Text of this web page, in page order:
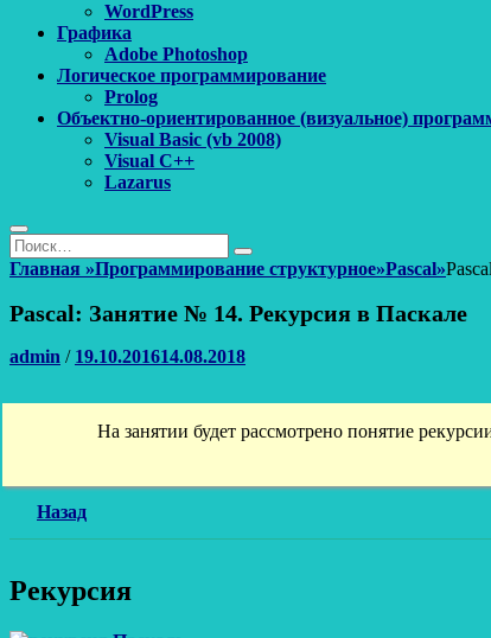
WordPress
Графика
Adobe Photoshop
Логическое программирование
Prolog
Объектно-ориентированное (визуальное)
Visual Basic (vb 2008)
Visual C++
Lazarus
Поиск
Найти:
Поиск
Главная »Программирование структурное»Pascal»
Pascal: Занятие № 14. Рекурсия в Паскале
Автор
admin / Опубликовано
19.10.201614.08.2018
На занятии будет рассмотрено понятие
Назад
Рекурсия